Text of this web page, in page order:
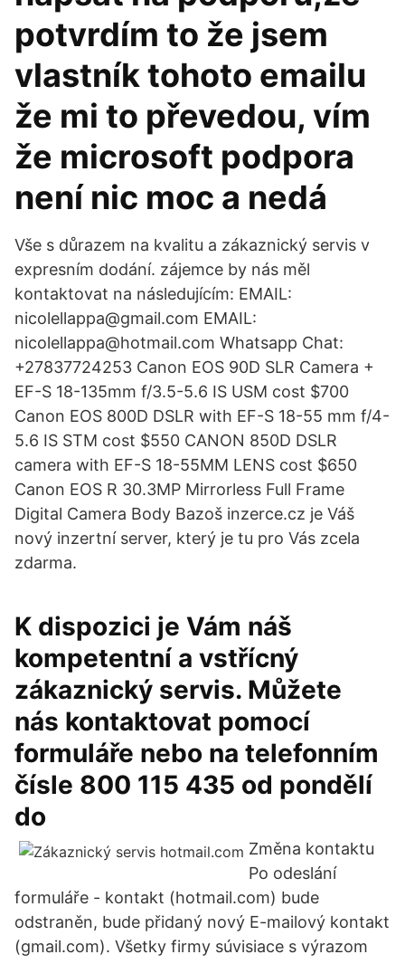
potvrdím to že jsem
vlastník tohoto emailu
že mi to převedou, vím
že microsoft podpora
není nic moc a nedá
Vše s důrazem na kvalitu a zákaznický servis v
expresním dodání. zájemce by nás měl
kontaktovat na následujícím: EMAIL:
nicolellappa@gmail.com EMAIL:
nicolellappa@hotmail.com Whatsapp Chat:
+27837724253 Canon EOS 90D SLR Camera +
EF-S 18-135mm f/3.5-5.6 IS USM cost $700
Canon EOS 800D DSLR with EF-S 18-55 mm f/4-
5.6 IS STM cost $550 CANON 850D DSLR
camera with EF-S 18-55MM LENS cost $650
Canon EOS R 30.3MP Mirrorless Full Frame
Digital Camera Body Bazoš inzerce.cz je Váš
nový inzertní server, který je tu pro Vás zcela
zdarma.
K dispozici je Vám náš
kompetentní a vstřícný
zákaznický servis. Můžete
nás kontaktovat pomocí
formuláře nebo na telefonním
čísle 800 115 435 od pondělí
do
Změna kontaktu
Po odeslání
formuláře - kontakt (hotmail.com) bude
odstraněn, bude přidaný nový E-mailový kontakt
(gmail.com). Všetky firmy súvisiace s výrazom